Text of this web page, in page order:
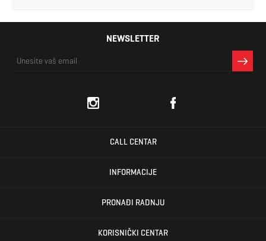
NEWSLETTER
CALL CENTAR
INFORMACIJE
PRONAĐI RADNJU
KORISNIČKI CENTAR